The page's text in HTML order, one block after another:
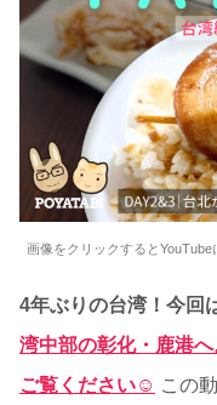
画像をクリックするとYouTube
4年ぶりの台湾！今回
湾中部の彰化・鹿港
ご覧ください☺ この